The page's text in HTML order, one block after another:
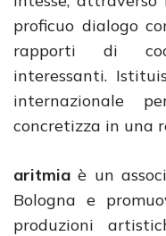
proficuo dialogo
rapporti di
interessanti.
internazionale
concretizza in una
aritmia è un
Bologna e
produzioni